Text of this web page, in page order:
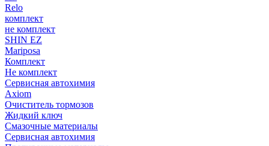
Relo
комплект
не комплект
SHIN EZ
Mariposa
Комплект
Не комплект
Сервисная автохимия
Axiom
Очиститель тормозов
Жидкий ключ
Смазочные материалы
Сервисная автохимия